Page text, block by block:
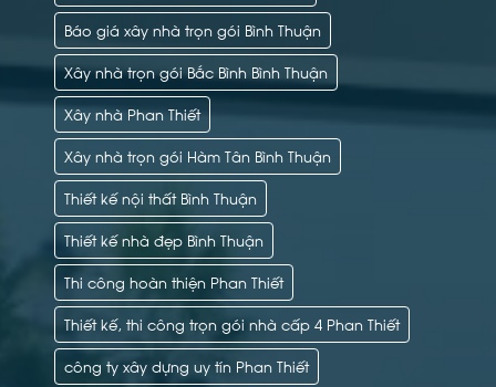
Báo giá xây nhà trọn gói Bình Thuận
Xây nhà trọn gói Bắc Bình Bình Thuận
Xây nhà Phan Thiết
Xây nhà trọn gói Hàm Tân Bình Thuận
Thiết kế nội thất Bình Thuận
Thiết kế nhà đẹp Bình Thuận
Thi công hoàn thiện Phan Thiết
Thiết kế, thi công trọn gói nhà cấp 4 Phan Thiết
công ty xây dựng uy tín Phan Thiết